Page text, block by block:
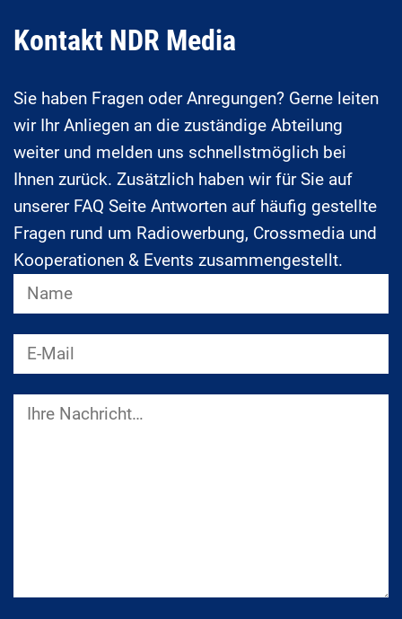
Kontakt NDR Media
Sie haben Fragen oder Anregungen? Gerne leiten
wir Ihr Anliegen an die zuständige Abteilung
weiter und melden uns schnellstmöglich bei
Ihnen zurück. Zusätzlich haben wir für Sie auf
unserer FAQ Seite Antworten auf häufig gestellte
Fragen rund um Radiowerbung, Crossmedia und
Kooperationen & Events zusammengestellt.